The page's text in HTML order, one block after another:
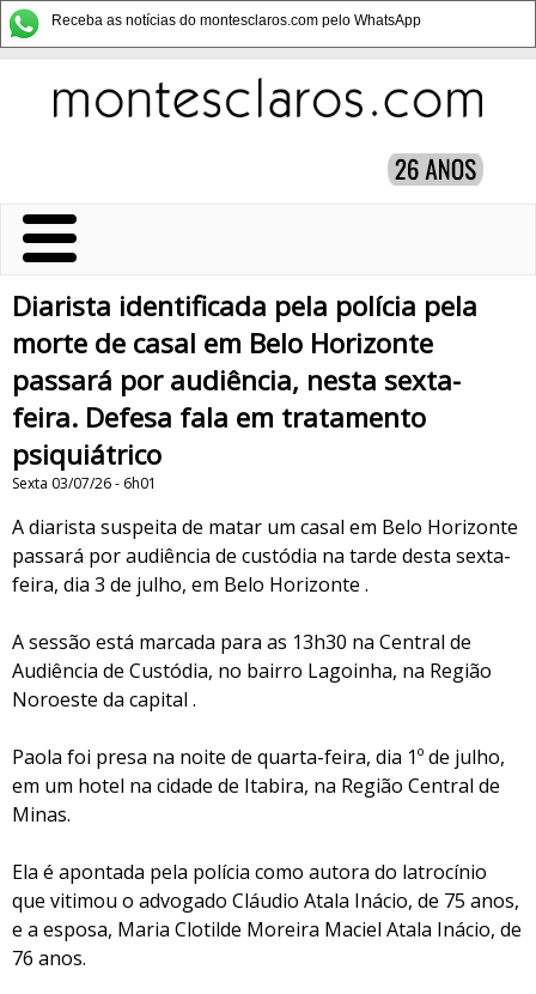
Receba as notícias do montesclaros.com pelo WhatsApp
Diarista identificada pela polícia pela
morte de casal em Belo Horizonte
passará por audiência, nesta sexta-
feira. Defesa fala em tratamento
psiquiátrico
Sexta 03/07/26 - 6h01
A diarista suspeita de matar um casal em Belo Horizonte
passará por audiência de custódia na tarde desta sexta-
feira, dia 3 de julho, em Belo Horizonte .
A sessão está marcada para as 13h30 na Central de
Audiência de Custódia, no bairro Lagoinha, na Região
Noroeste da capital .
Paola foi presa na noite de quarta-feira, dia 1º de julho,
em um hotel na cidade de Itabira, na Região Central de
Minas.
Ela é apontada pela polícia como autora do latrocínio
que vitimou o advogado Cláudio Atala Inácio, de 75 anos,
e a esposa, Maria Clotilde Moreira Maciel Atala Inácio, de
76 anos.